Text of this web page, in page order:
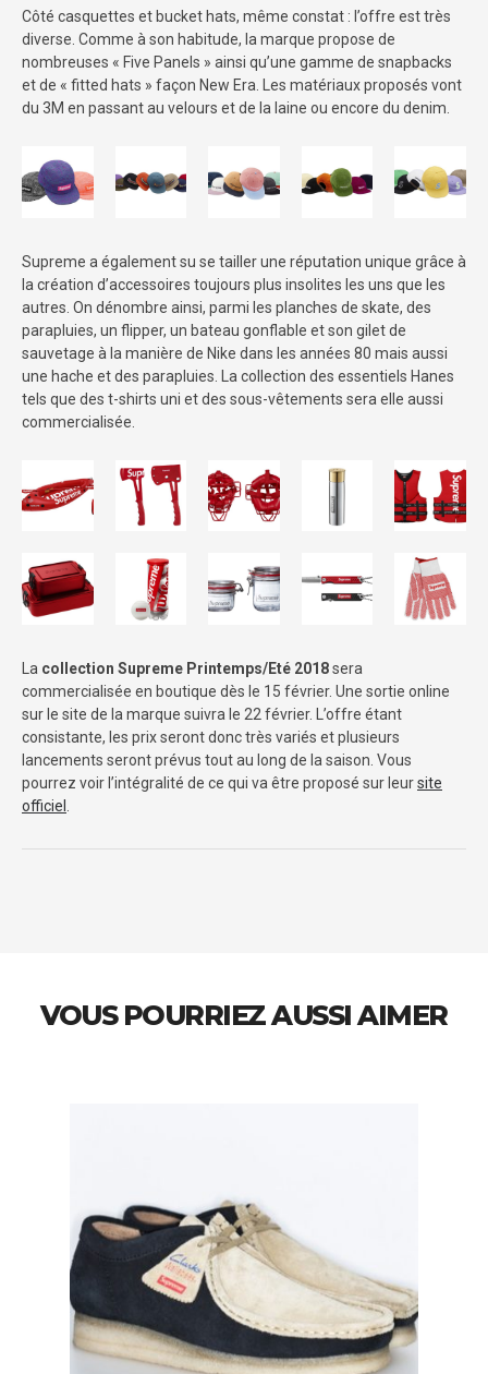
Côté casquettes et bucket hats, même constat : l’offre est très
diverse. Comme à son habitude, la marque propose de
nombreuses « Five Panels » ainsi qu’une gamme de snapbacks
et de « fitted hats » façon New Era. Les matériaux proposés vont
du 3M en passant au velours et de la laine ou encore du denim.
Supreme a également su se tailler une réputation unique grâce à
la création d’accessoires toujours plus insolites les uns que les
autres. On dénombre ainsi, parmi les planches de skate, des
parapluies, un flipper, un bateau gonflable et son gilet de
sauvetage à la manière de Nike dans les années 80 mais aussi
une hache et des parapluies. La collection des essentiels Hanes
tels que des t-shirts uni et des sous-vêtements sera elle aussi
commercialisée.
La collection Supreme Printemps/Eté 2018sera
commercialisée en boutique dès le 15 février. Une sortie online
sur le site de la marque suivra le 22 février. L’offre étant
consistante, les prix seront donc très variés et plusieurs
lancements seront prévus tout au long de la saison. Vous
pourrez voir l’intégralité de ce qui va être proposé sur leursite
officiel
VOUS POURRIEZ AUSSI AIMER